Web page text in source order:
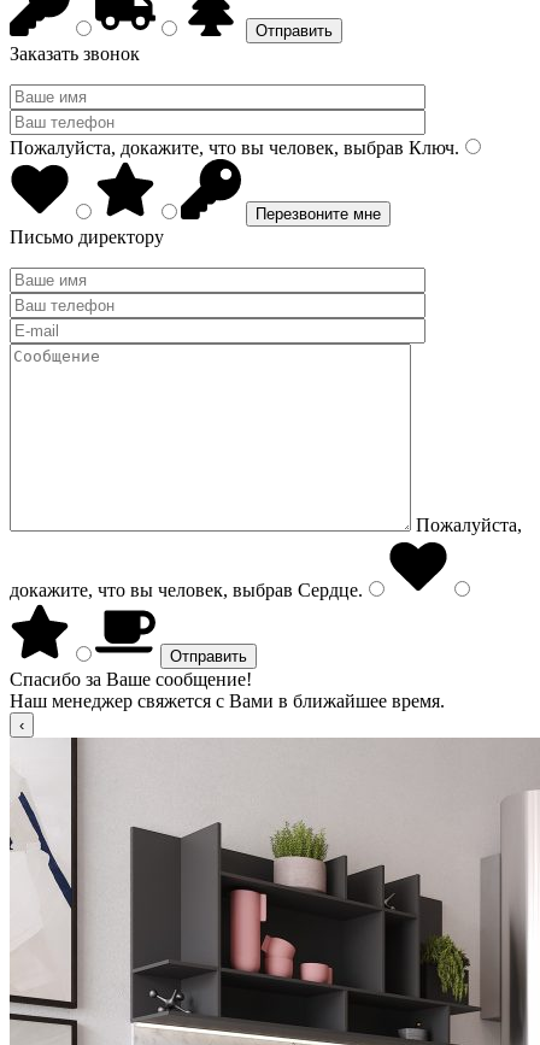
Заказать звонок
Пожалуйста, докажите, что вы человек, выбрав Ключ.
Письмо директору
Пожалуйста,
докажите, что вы человек, выбрав Сердце.
Спасибо за Ваше сообщение!
Наш менеджер свяжется с Вами в ближайшее время.